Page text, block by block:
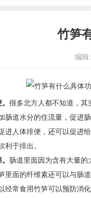
竹笋
编辑:
很多北方人都不知道，
肠道水分的住流量，促进
进人体排便，还可以促进
利于排出。
肠道里面因为含有大量
里面的纤维素还可以与肠
经常食用竹笋可以预防消化